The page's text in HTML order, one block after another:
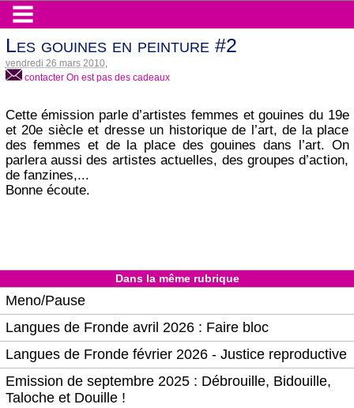
Les gouines en peinture #2
vendredi 26 mars 2010
contacter On est pas des cadeaux
Cette émission parle d’artistes femmes et gouines du 19e
et 20e siècle et dresse un historique de l’art, de la place
des femmes et de la place des gouines dans l’art. On
parlera aussi des artistes actuelles, des groupes d’action,
de fanzines,...
Bonne écoute.
Dans la même rubrique
Meno/Pause
Langues de Fronde avril 2026 : Faire bloc
Langues de Fronde février 2026 - Justice reproductive
Emission de septembre 2025 : Débrouille, Bidouille,
Taloche et Douille !